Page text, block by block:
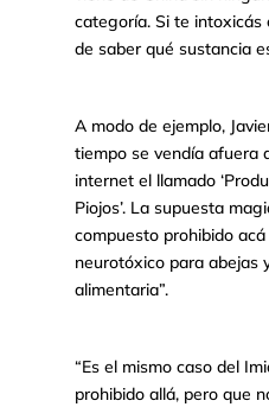
categoría. Si te intoxicás
de saber qué sustancia
A modo de ejemplo,
tiempo se vendía afuera
internet el llamado
Piojos’. La supuesta
compuesto prohibido
neurotóxico para abejas
alimentaria”.
“Es el mismo caso del
prohibido allá, pero que